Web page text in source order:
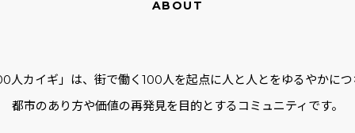
人カイギ」は、街で働く100人を起点に人と人とをゆるやかに
都市のあり方や価値の再発見を目的とするコミュニティです。